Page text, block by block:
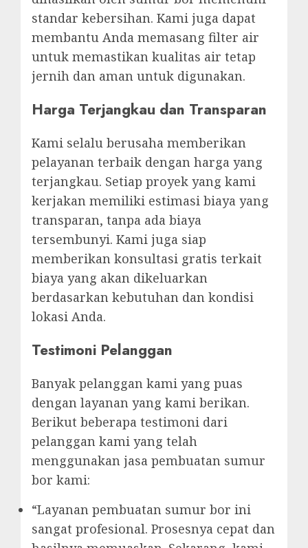
standar kebersihan. Kami juga dapat
membantu Anda memasang filter air
untuk memastikan kualitas air tetap
jernih dan aman untuk digunakan.
Harga Terjangkau dan Transparan
Kami selalu berusaha memberikan
pelayanan terbaik dengan harga yang
terjangkau. Setiap proyek yang kami
kerjakan memiliki estimasi biaya yang
transparan, tanpa ada biaya
tersembunyi. Kami juga siap
memberikan konsultasi gratis terkait
biaya yang akan dikeluarkan
berdasarkan kebutuhan dan kondisi
lokasi Anda.
Testimoni Pelanggan
Banyak pelanggan kami yang puas
dengan layanan yang kami berikan.
Berikut beberapa testimoni dari
pelanggan kami yang telah
menggunakan jasa pembuatan sumur
bor kami:
“Layanan pembuatan sumur bor ini
sangat profesional. Prosesnya cepat dan